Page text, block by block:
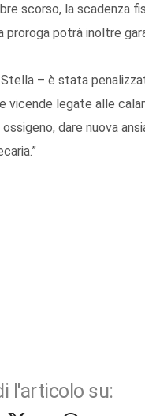
scorso, la scadenza
potrà inoltre
– è stata
vicende legate alle
dare nuova
l'articolo su: